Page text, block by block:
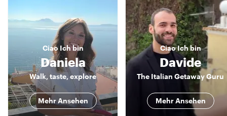
Ciao Ich bin
Daniela
Walk, taste, explore
Mehr Ansehen
CiaoIch bin
Davide
The Italian Getaway Guru
Mehr Ansehen